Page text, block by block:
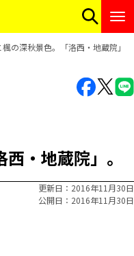
楓の深秋景色。「洛西・地蔵院」。
・地蔵院」。
更新日
2016年11月30日
公開日
2016年11月30日